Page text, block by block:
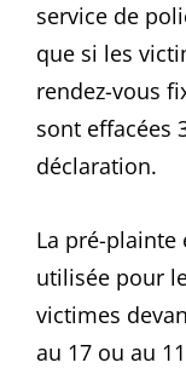
service de
que si les
rendez-vous
sont effacées
déclaration.
La pré-plainte
utilisée pour
victimes
au 17 ou au